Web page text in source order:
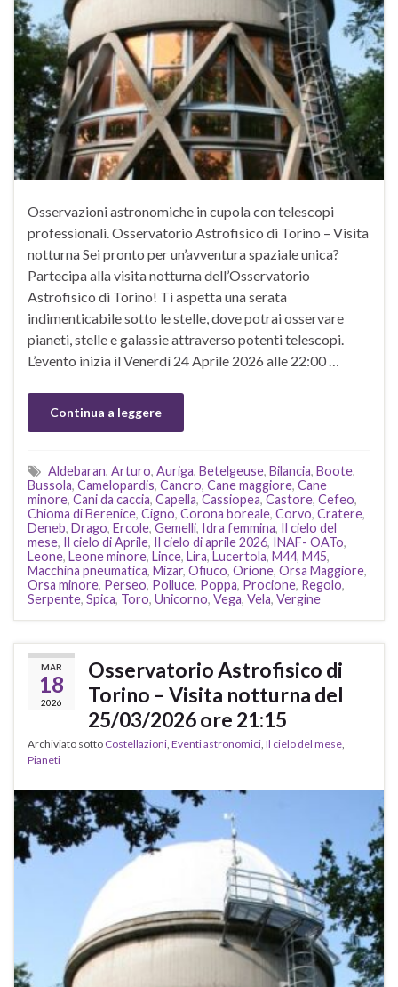
Osservazioni astronomiche in cupola con telescopi
professionali. Osservatorio Astrofisico di Torino – Visita
notturna Sei pronto per un’avventura spaziale unica?
Partecipa alla visita notturna dell’Osservatorio
Astrofisico di Torino! Ti aspetta una serata
indimenticabile sotto le stelle, dove potrai osservare
pianeti, stelle e galassie attraverso potenti telescopi.
L’evento inizia il Venerdì 24 Aprile 2026 alle 22:00 …
Continua a leggere
Aldebaran, Arturo, Auriga, Betelgeuse, Bilancia, Boote,
Bussola, Camelopardis, Cancro, Cane maggiore, Cane
minore, Cani da caccia, Capella, Cassiopea, Castore, Cefeo,
Chioma di Berenice, Cigno, Corona boreale, Corvo, Cratere,
Deneb, Drago, Ercole, Gemelli, Idra femmina, Il cielo del
mese, Il cielo di Aprile, Il cielo di aprile 2026, INAF- OATo,
Leone, Leone minore, Lince, Lira, Lucertola, M44, M45,
Macchina pneumatica, Mizar, Ofiuco, Orione, Orsa Maggiore,
Orsa minore, Perseo, Polluce, Poppa, Procione, Regolo,
Serpente, Spica, Toro, Unicorno, Vega, Vela, Vergine
MAR
18
2026
Osservatorio Astrofisico di
Torino – Visita notturna del
25/03/2026 ore 21:15
Archiviato sotto Costellazioni Eventi astronomici Il cielo del mese
Pianeti